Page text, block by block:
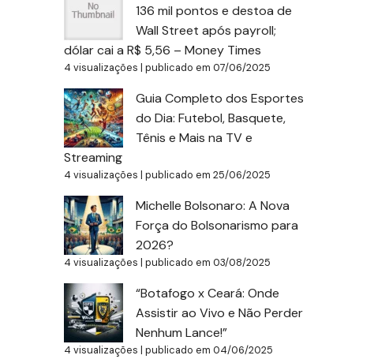
136 mil pontos e destoa de
Wall Street após payroll;
dólar cai a R$ 5,56 – Money Times
4 visualizações | publicado em 07/06/2025
Guia Completo dos Esportes
do Dia: Futebol, Basquete,
Tênis e Mais na TV e
Streaming
4 visualizações | publicado em 25/06/2025
Michelle Bolsonaro: A Nova
Força do Bolsonarismo para
2026?
4 visualizações | publicado em 03/08/2025
“Botafogo x Ceará: Onde
Assistir ao Vivo e Não Perder
Nenhum Lance!”
4 visualizações | publicado em 04/06/2025